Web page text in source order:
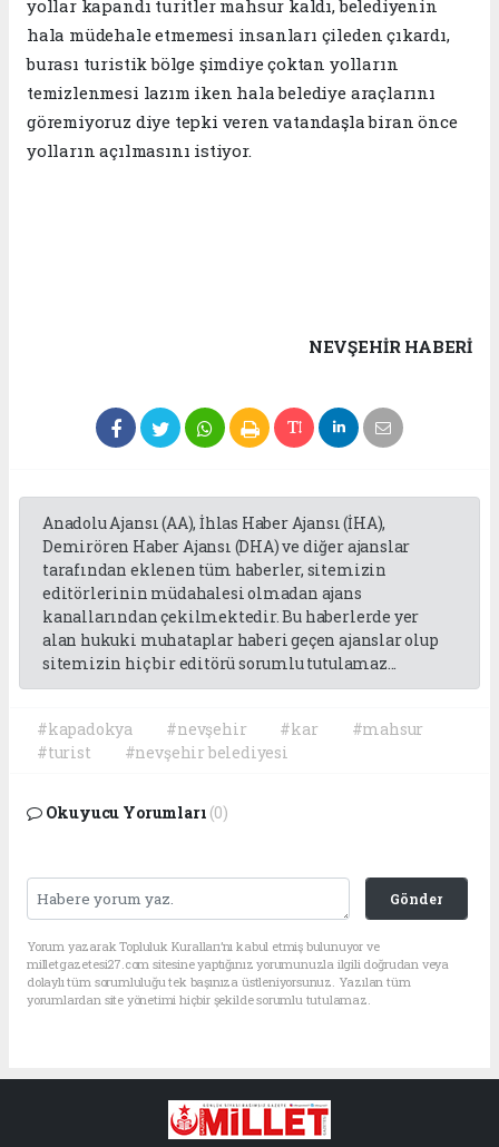
yollar kapandı turitler mahsur kaldı, belediyenin
hala müdehale etmemesi insanları çileden çıkardı,
burası turistik bölge şimdiye çoktan yolların
temizlenmesi lazım iken hala belediye araçlarını
göremiyoruz diye tepki veren vatandaşla biran önce
yolların açılmasını istiyor.
NEVŞEHIR HABERİ
Anadolu Ajansı (AA), İhlas Haber Ajansı (İHA),
Demirören Haber Ajansı (DHA) ve diğer ajanslar
tarafından eklenen tüm haberler, sitemizin
editörlerinin müdahalesi olmadan ajans
kanallarından çekilmektedir. Bu haberlerde yer
alan hukuki muhataplar haberi geçen ajanslar olup
sitemizin hiç bir editörü sorumlu tutulamaz...
#kapadokya #nevşehir #kar
#mahsur
#turist
#nevşehir belediyesi
Okuyucu Yorumları (0)
Gönder
Yorum yazarak Topluluk Kuralları’nı kabul etmiş bulunuyor ve
milletgazetesi27.com sitesine yaptığınız yorumunuzla ilgili doğrudan veya
dolaylı tüm sorumluluğu tek başınıza üstleniyorsunuz. Yazılan tüm
yorumlardan site yönetimi hiçbir şekilde sorumlu tutulamaz.